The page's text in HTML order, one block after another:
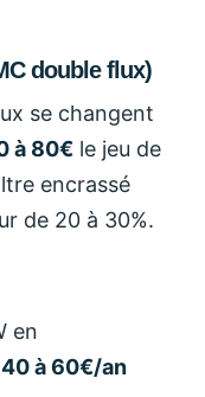
double flux)
se changent
à 80€ le jeu de
encrassé
de 20 à 30%.
en
40 à 60€/an